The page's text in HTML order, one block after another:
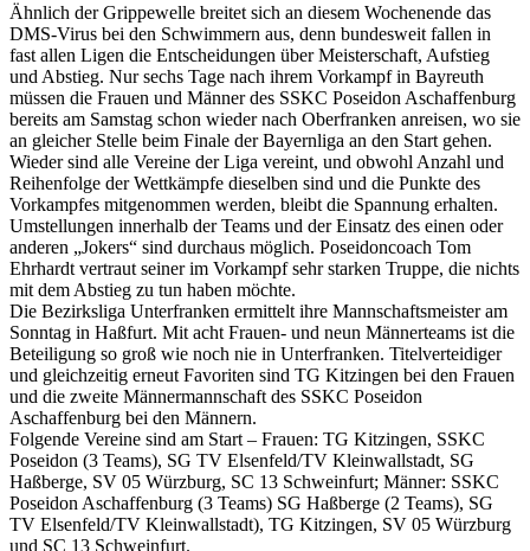
Ähnlich der Grippewelle breitet sich an diesem Wochenende das
DMS-Virus bei den Schwimmern aus, denn bundesweit fallen in
fast allen Ligen die Entscheidungen über Meisterschaft, Aufstieg
und Abstieg. Nur sechs Tage nach ihrem Vorkampf in Bayreuth
müssen die Frauen und Männer des SSKC Poseidon Aschaffenburg
bereits am Samstag schon wieder nach Oberfranken anreisen, wo sie
an gleicher Stelle beim Finale der Bayernliga an den Start gehen.
Wieder sind alle Vereine der Liga vereint, und obwohl Anzahl und
Reihenfolge der Wettkämpfe dieselben sind und die Punkte des
Vorkampfes mitgenommen werden, bleibt die Spannung erhalten.
Umstellungen innerhalb der Teams und der Einsatz des einen oder
anderen „Jokers“ sind durchaus möglich. Poseidoncoach Tom
Ehrhardt vertraut seiner im Vorkampf sehr starken Truppe, die nichts
mit dem Abstieg zu tun haben möchte.
Die Bezirksliga Unterfranken ermittelt ihre Mannschaftsmeister am
Sonntag in Haßfurt. Mit acht Frauen- und neun Männerteams ist die
Beteiligung so groß wie noch nie in Unterfranken. Titelverteidiger
und gleichzeitig erneut Favoriten sind TG Kitzingen bei den Frauen
und die zweite Männermannschaft des SSKC Poseidon
Aschaffenburg bei den Männern.
Folgende Vereine sind am Start – Frauen: TG Kitzingen, SSKC
Poseidon (3 Teams), SG TV Elsenfeld/TV Kleinwallstadt, SG
Haßberge, SV 05 Würzburg, SC 13 Schweinfurt; Männer: SSKC
Poseidon Aschaffenburg (3 Teams) SG Haßberge (2 Teams), SG
TV Elsenfeld/TV Kleinwallstadt), TG Kitzingen, SV 05 Würzburg
und SC 13 Schweinfurt.